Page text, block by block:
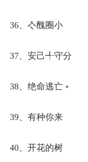
36、亽醜圈小
37、安己╃守分
38、绝命逃亡﹡
39、有种你来
40、开花的树